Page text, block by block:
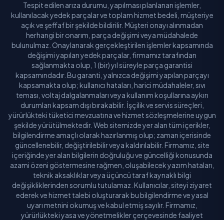
Tespit edilen arıza durumu, yapılması planlanan işlemler,
kullanılacak yedek parçalar ve toplam hizmet bedeli, müşteriye
açık ve şeffaf bir şekilde bildirilir. Müşteri onayı alınmadan
herhangi bir onarım, parça değişimi veya müdahalede
bulunulmaz. Onaylanarak gerçekleştirilen işlemler kapsamında
değişimi yapılan yedek parçalar, firmamız tarafından
sağlanmakta olup, 1 (bir) yıl süreyle parça garantisi
kapsamındadır. Bu garanti, yalnızca değişimi yapılan parçayı
kapsamakta olup; kullanıcı hataları, harici müdahaleler, sıvı
teması, voltaj dalgalanmaları veya kullanım koşullarına aykırı
durumları kapsam dışı bırakabilir. İşçilik ve servis süreçleri,
yürürlükteki tüketici mevzuatına ve hizmet sözleşmelerine uygun
şekilde yürütülmektedir. Web sitemizde yer alan tüm içerikler,
bilgilendirme amaçlı olarak hazırlanmış olup; zaman içerisinde
güncellenebilir, değiştirilebilir veya kaldırılabilir. Firmamız, site
içeriğinde yer alan bilgilerin doğruluğu ve güncelliği konusunda
azami özeni göstermesine rağmen, oluşabilecek yazım hataları,
teknik aksaklıklar veya üçüncü taraf kaynaklı bilgi
değişikliklerinden sorumlu tutulamaz. Kullanıcılar, siteyi ziyaret
ederek ve hizmet talebi oluşturarak bu bilgilendirme ve yasal
uyarı metnini okumuş ve kabul etmiş sayılır. Firmamız,
yürürlükteki yasa ve yönetmelikler çerçevesinde faaliyet